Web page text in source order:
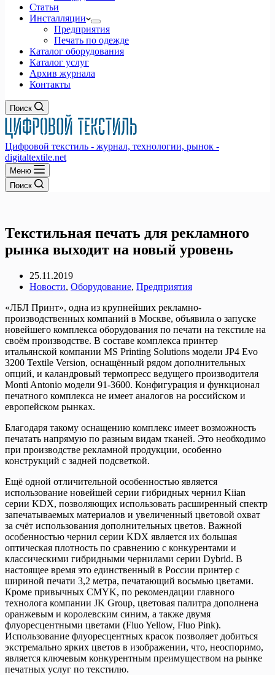
Статьи
Инсталляции
Предприятия
Печать по одежде
Каталог оборудования
Каталог услуг
Архив журнала
Контакты
Поиск
Цифровой текстиль - журнал, технологии, рынок -
digitaltextile.net
Меню
Поиск
Текстильная печать для рекламного
рынка выходит на новый уровень
25.11.2019
Новости, Оборудование, Предприятия
«ЛБЛ Принт», одна из крупнейших рекламно-
производственных компаний в Москве, объявила о запуске
новейшего комплекса оборудования по печати на текстиле на
своём производстве. В составе комплекса принтер
итальянской компании MS Printing Solutions модели JP4 Evo
3200 Textile Version, оснащённый рядом дополнительных
опций, и каландровый термопресс ведущего производителя
Monti Antonio модели 91-3600. Конфигурация и функционал
печатного комплекса не имеет аналогов на российском и
европейском рынках.
Благодаря такому оснащению комплекс имеет возможность
печатать напрямую по разным видам тканей. Это необходимо
при производстве рекламной продукции, особенно
конструкций с задней подсветкой.
Ещё одной отличительной особенностью является
использование новейшей серии гибридных чернил Kiian
серии KDX, позволяющих использовать расширенный спектр
запечатываемых материалов и увеличенный цветовой охват
за счёт использования дополнительных цветов. Важной
особенностью чернил серии KDX является их большая
оптическая плотность по сравнению с конкурентами и
классическими гибридными чернилами серии Dybrid. В
настоящее время это единственный в России принтер с
шириной печати 3,2 метра, печатающий восьмью цветами.
Кроме привычных CMYK, по рекомендации главного
технолога компании JK Group, цветовая палитра дополнена
оранжевым и королевским синим, а также двумя
флуоресцентными цветами (Fluo Yellow, Fluo Pink).
Использование флуоресцентных красок позволяет добиться
экстремально ярких цветов в изображении, что, неоспоримо,
является ключевым конкурентным преимуществом на рынке
печатных услуг по текстилю.